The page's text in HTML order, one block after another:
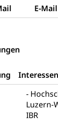
E-Mail
Luzern-
IBR
Opferhilfe
Sucht
Säule,